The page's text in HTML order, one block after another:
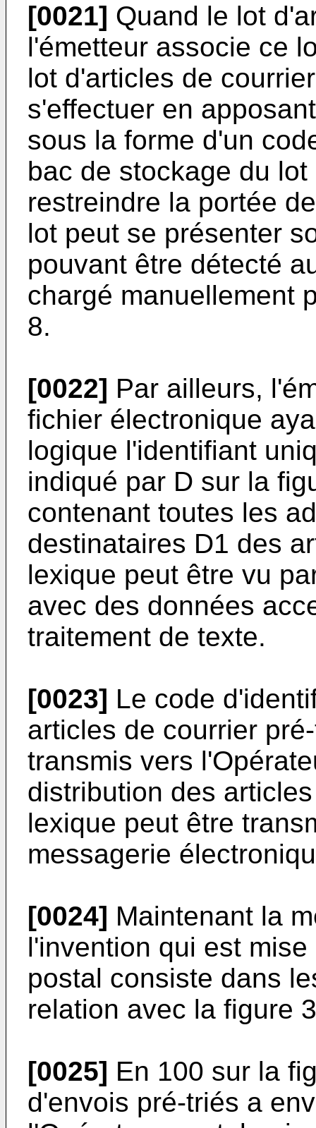
[0021] Quand le lot
l'émetteur associe ce
lot d'articles de
s'effectuer en
sous la forme d'un
bac de stockage du
restreindre la portée
lot peut se présenter
pouvant être détecté
chargé manuellement
8.
[0022] Par ailleurs,
fichier électronique
logique l'identifiant
indiqué par D sur la
contenant toutes les
destinataires D1 des
lexique peut être vu
avec des données
traitement de texte.
[0023] Le code
articles de courrier
transmis vers
distribution des
lexique peut être
messagerie
[0024] Maintenant la
l'invention qui est
postal consiste dans
relation avec la figure
[0025] En 100 sur la
d'envois pré-triés a